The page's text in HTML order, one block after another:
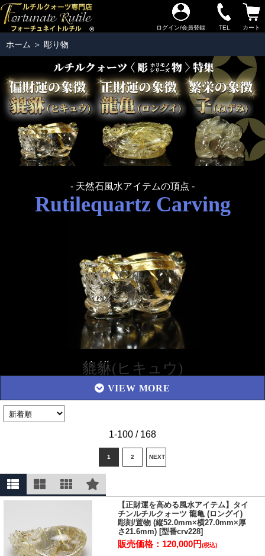
ログイン/会員登録 TEL カート
ホーム ＞ 彫り物
- 天然石風水アイテムの頂点 -
Rutilequartz Carving
貔貅(ヒキュウ)
良い事が起こる前兆という意味を表す瑞獣(ずいじゅう)と呼ばれる
動物の一匹が、貔貅(ヒキュウ)になります。
中国では竜、鳳凰、麒麟、霊亀の四大聖獣に並ぶほど人気のある瑞
※瑞獣は中国の架空の動物です。
中国神話の中で貔貅(ヒキュウ)は龍王の９番目の子供で、金･銀･珠
いつも食べ過ぎてお腹を壊し、所かまわず排泄をしていた為、玉皇
大帝(宋以後の道教の最高神)に罰を与えられ肛門を閉じられてしま
それ故貔貅(ヒキュウ)は、金･銀･珠宝を食べても排泄することがで
きなくなり、蓄財・招財を象徴する神獣としての起源になりまし
た。
そういった伝説から、中国では吉祥獣とされ文化に深く根付き、多
1-100 / 168
1 2 NEXT
【正財運を高める風水アイテム】タイ
チンルチルクォーツ 龍亀 (ロングイ)
彫刻/置物 (縦52.0mm×横27.0mm×厚
さ21.6mm) [型番crv228]
販売価格：120,000円(税込)